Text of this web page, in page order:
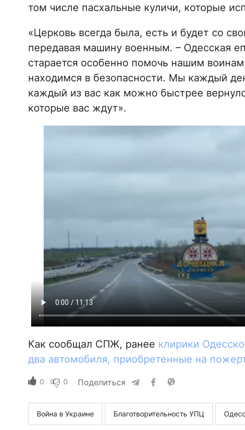
том числе пасхальные куличи, которые
«Церковь всегда была, есть и будет со
передавая машину военным. – Одесская
старается особенно помочь нашим
находимся в безопасности. Мы каждый
каждый из вас как можно быстрее
которые вас ждут».
Как сообщал СПЖ, ранее клирики
два автомобиля, приобретенные на
0 0 Поделиться
Война в Украине Благотворительность УПЦ